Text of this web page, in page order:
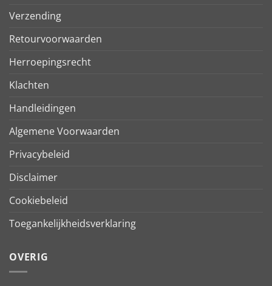
Verzending
Retourvoorwaarden
Herroepingsrecht
Klachten
Handleidingen
Algemene Voorwaarden
Privacybeleid
Disclaimer
Cookiebeleid
Toegankelijkheidsverklaring
OVERIG